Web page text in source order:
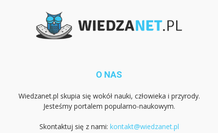
O NAS
Wiedzanet.pl skupia się wokół nauki, człowieka i przyrody.
Jesteśmy portalem popularno-naukowym.
Skontaktuj się z nami: kontakt@wiedzanet.pl